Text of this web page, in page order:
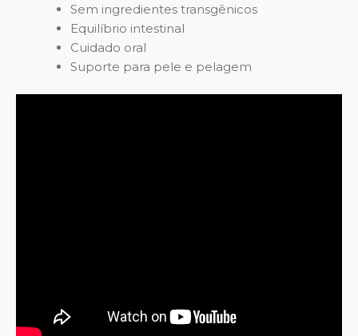
Sem ingredientes transgênicos
Equilíbrio intestinal
Cuidado oral
Suporte para pele e pelagem